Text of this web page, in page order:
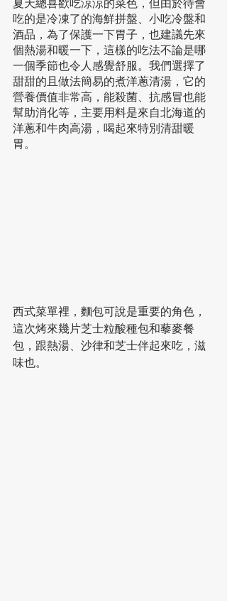
吃的是冷凍了的海鮮拼盤、小吃冷盤和
酒品，為了保護一下胃子，也建議先來
個熱湯和暖一下，這樣的吃法不論是哪
一個季節也令人感覺舒服。我們選擇了
甜甜的且做法簡易的煮洋蔥清湯，它的
營養價值非常高，能殺菌、抗感冒也能
幫助消化等，主要用料是來自北海道的
洋蔥和牛肉高湯，喝起來特別清甜暖
胃。
西式菜單裡，麵包可說是重要的角色，
這次烤來幾片芝士粒酸種包和藜麥餐
包，跟熱湯、沙律和芝士伴起來吃，滋
味也。